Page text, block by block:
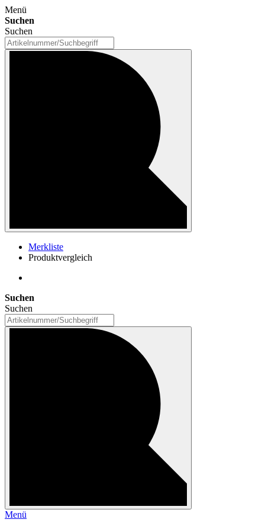
Menü
Suchen
Suchen
Merkliste
Produktvergleich
Suchen
Suchen
Menü